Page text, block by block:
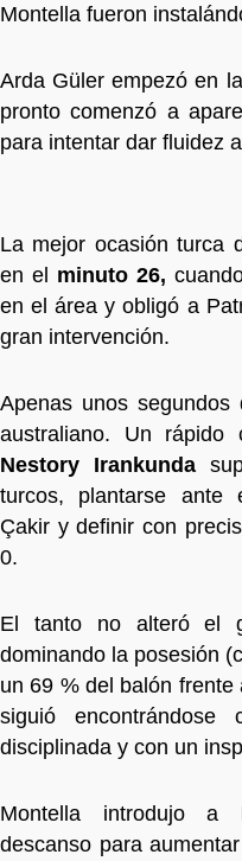
Montella fueron
Arda Güler empezó en
pronto comenzó a
para intentar dar fluidez
La mejor ocasión turca
en el minuto 26,
en el área y obligó a
gran intervención.
Apenas unos
australiano. Un rápido
Nestory Irankunda
turcos, plantarse ante
Çakir y definir con
0.
El tanto no alteró el
dominando la posesión
un 69 % del balón
siguió
disciplinada y con un
Montella introdujo a
descanso para